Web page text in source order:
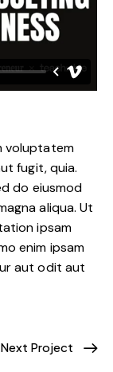
voluptatem
fugit, quia.
do eiusmod
aliqua. Ut
ipsam
enim ipsam
aut odit aut
Next Project